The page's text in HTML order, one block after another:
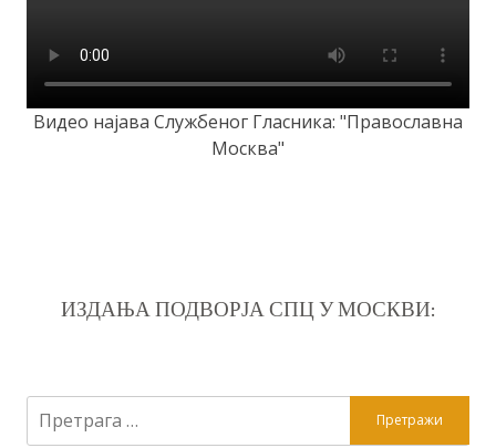
Видео најава Службеног Гласника: "Православна
Москва"
ИЗДАЊА ПОДВОРЈА СПЦ У МОСКВИ:
Претрага
за: